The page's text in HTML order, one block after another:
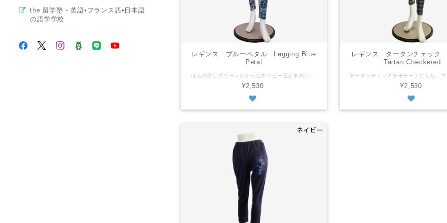
the 留学塾 - 英語•フランス語•日本語
の語学学校
レギンス ブルーペタル Legging Blue
Petal
ほんの少しグリーンがかったネイビー色がきれいな花と唐草模様のレギンス。 フリーサイズ 平置きの状態で ウェスト：６４ｃｍ もも周り：４４ｃｍ 総丈：９５ｃｍ 上記のサイズからストレッチあり ※商品によってサイズに多少の個体差があります ポリエステル95% ポリウレタン5% 中国製 ※当店のレギンス生地について 『ツルツル』と『モチモチ』と『サラサラ』の３種類の生地があり、この商品は『モチモチ』です。 『ツルツル』は光沢があり、比較的薄手でフィットする着用感がある生地です。生地の成分はポリエステルが８割～９割です。 『モチモチ』は光沢はなくふんわりした肌触りで、少し厚手のよく伸びる生地です。ポリエステルが８割～９割です。 『サラサラ』は光沢はなく、コットン９割以上ですがポリウレタンも入っていて伸縮性も充分あります。自然な肌触りの生地です。 ストレッチ度 『ツルツル』低 『モチモチ』高 『サラサラ』高 生地の厚さ 『ツルツル』薄 『モチモチ』厚 『サラサラ』中 ぴったり感 『ツルツル』高 『モチモチ』中 『サラサラ』低 Petal and foliage scroll print with beautiful greenish navy color. Free size As it is laid out flat waist: 64cm thigh: 44cm body length: 95cm Stretch material ※The size may slightly vary depending on an item. Polyester95% Polyurethan5% Machine wash - laundry net bag recommended. No tumble wash Made in China ※Our leggings have 3 types of materials: "GLOSSY," "PLUSH" and "SMOOTH." This product is "PLUSH." "GLOSSY" The material is relatively thinner than other ones. It's lustrous and has a snug fit. It contains 80-90% polyester. "PLUSH" The material is soft and a little bit fluffy. It's not lustrous and has a 4-way stretch. It contains 80-90% polyester. "SMOOTH" Although it contains cotton more than 90%, it also has polyurethane to give it enough stretch. It's not lustrous. Stretch level "GLOSSY"-low "PLUSH"-high "SMOOTH"-high Thickness "GLOSSY"-thin "PLUSH"-thick "SMOOTH"-medium Fit "GLOSSY"-snug fit "PLUSH"-medium "SMOOTH"-loose fit
¥2,530
レギンス タータンチェック
Tartan Checkered
¥2,530